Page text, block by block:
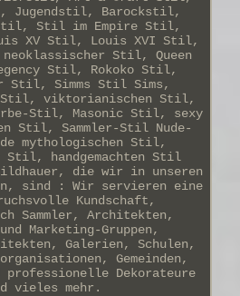
Jugendstil, Barockstil,
Stil, Stil im Empire Stil,
XV Stil, Louis XVI Stil,
Stil, Queen
Stil, Rokoko Stil,
Stil, Simms Stil Sims,
viktorianischen Stil,
Stil, Masonic Stil, sexy
Stil, Sammler-Stil Nude-
mythologischen Stil,
Stil, handgemachten Stil
die wir in unseren
sind : Wir servieren eine
Kundschaft,
Sammler, Architekten,
Marketing-Gruppen,
Galerien, Schulen,
Gemeinden,
professionelle Dekorateure
vieles mehr.